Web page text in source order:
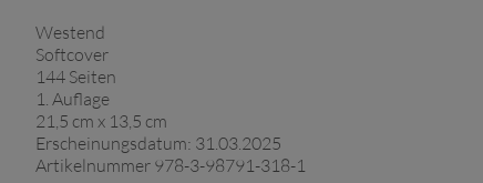
Westend
Softcover
144 Seiten
1. Auflage
21,5 cm x 13,5 cm
Erscheinungsdatum: 31.03.2025
Artikelnummer 978-3-98791-318-1